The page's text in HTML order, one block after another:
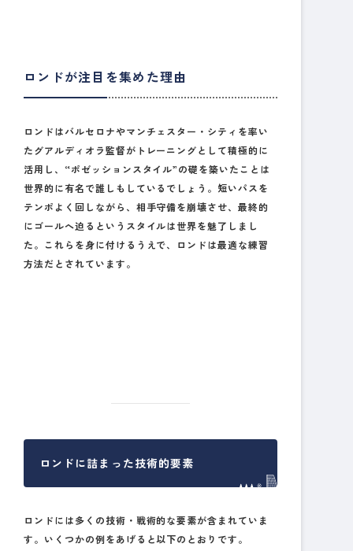
ロンドが注目を集めた理由
ロンドはバルセロナやマンチェスター・シティを率い
たグアルディオラ監督がトレーニングとして積極的に
活用し、“ポゼッションスタイル”の礎を築いたことは
世界的に有名で誰しもしているでしょう。短いパスを
テンポよく回しながら、相手守備を崩壊させ、最終的
にゴールへ迫るというスタイルは世界を魅了しまし
た。これらを身に付けるうえで、ロンドは最適な練習
方法だとされています。
ロンドに詰まった技術的要素
ロンドには多くの技術・戦術的な要素が含まれていま
す。いくつかの例をあげると以下のとおりです。